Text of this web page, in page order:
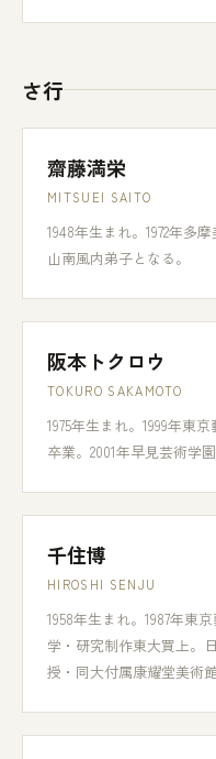
さ行
齋藤満栄
MITSUEI SAITO
1948年生まれ。1972年多
山南風内弟子となる。
阪本トクロウ
TOKURO SAKAMOTO
1975年生まれ。1999年東
卒業。2001年早見芸術学
千住博
HIROSHI SENJU
1958年生まれ。1987年東
学・研究制作東大買上。
授・同大付属康耀堂美術館